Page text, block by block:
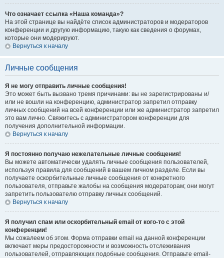
Что означает ссылка «Наша команда»?
На этой странице вы найдёте список администраторов и модераторов
конференции и другую информацию, такую как сведения о форумах,
которые они модерируют.
Вернуться к началу
Личные сообщения
Я не могу отправить личные сообщения!
Это может быть вызвано тремя причинами: вы не зарегистрированы и/
или не вошли на конференцию, администратор запретил отправку
личных сообщений на всей конференции или же администратор запретил
это вам лично. Свяжитесь с администратором конференции для
получения дополнительной информации.
Вернуться к началу
Я постоянно получаю нежелательные личные сообщения!
Вы можете автоматически удалять личные сообщения пользователей,
используя правила для сообщений в вашем личном разделе. Если вы
получаете оскорбительные личные сообщения от конкретного
пользователя, отправьте жалобы на сообщения модераторам; они могут
запретить пользователю отправку личных сообщений.
Вернуться к началу
Я получил спам или оскорбительный email от кого-то с этой
конференции!
Мы сожалеем об этом. Форма отправки email на данной конференции
включает меры предосторожности и возможность отслеживания
пользователей, отправляющих подобные сообщения. Отправьте email-